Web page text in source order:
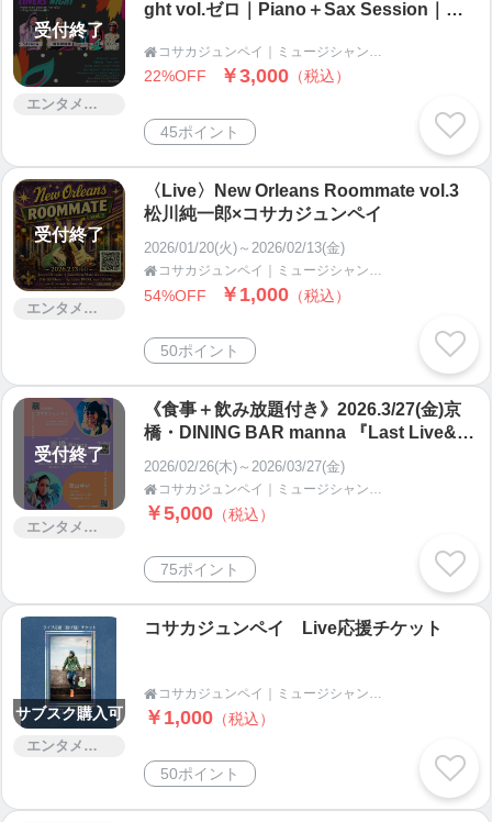
受付終了
エンタメ・コンサート
ght vol.ゼロ｜Piano＋Sax Session｜リ
ート

22%OFF ￥3,000 （税込）
45ポイント
受付終了
エンタメ・コンサート
〈Live〉New Orleans Roommate vol.3
松川純一郎×コサカジュンペイ
2026/01/20(火)～2026/02/13(金)

54%OFF ￥1,000 （税込）
50ポイント
受付終了
エンタメ・コンサート
《食事＋飲み放題付き》2026.3/27(金)京
橋・DINING BAR manna 『Last Live&Fa
rewell Party』 予約チケット
2026/02/26(木)～2026/03/27(金)

￥5,000 （税込）
75ポイント
サブスク購入可
エンタメ・コンサート
コサカジュンペイ Live応援チケット
 コサカジュンペイ｜ミュージシャン、ギタリスト、イベント企画・運営｜人と人が響き合い繋がる場を作る
￥1,000 （税込）
50ポイント